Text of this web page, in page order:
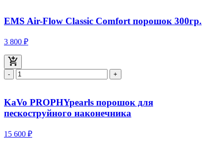
EMS Air-Flow Classic Comfort порошок 300гр.
3 800 ₽
- +
KaVo PROPHYpearls порошок для
пескоструйного наконечника
15 600 ₽